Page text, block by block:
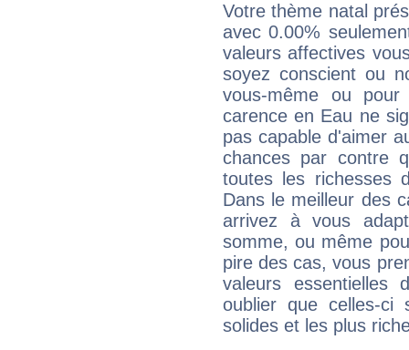
Votre thème natal
avec 0.00%
valeurs affectives
soyez conscient ou
vous-même ou
carence en Eau ne
pas capable d'aimer
chances par contre
toutes les richesses
Dans le meilleur des
arrivez à vous
somme, ou même
pire des cas, vous
valeurs
oublier que celles-
solides et les plus